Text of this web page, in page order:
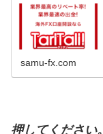
samu-fx.com
押してください。